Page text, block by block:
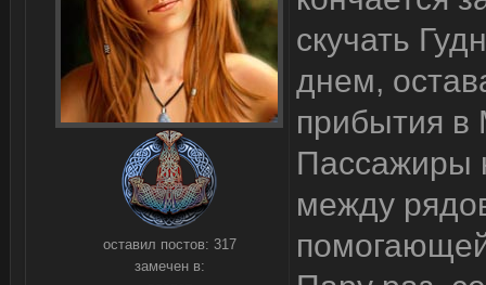
оставил постов: 317
замечен в:
скучать
днем,
прибытия в
Пассажиры
между